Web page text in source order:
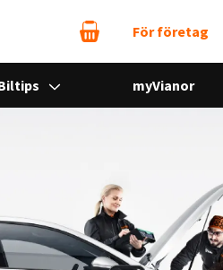
För företag
myVianor